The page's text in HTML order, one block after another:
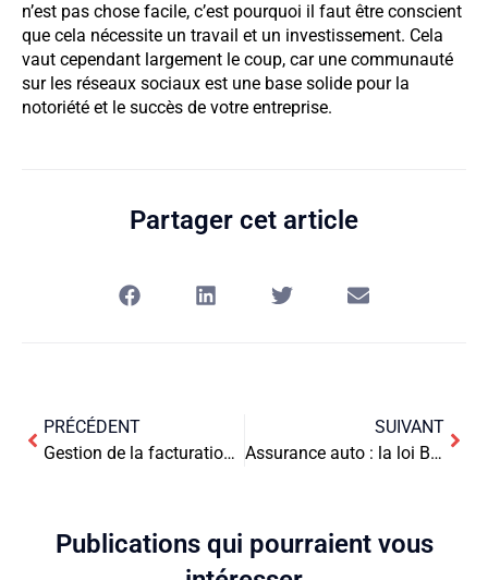
n’est pas chose facile, c’est pourquoi il faut être conscient
que cela nécessite un travail et un investissement. Cela
vaut cependant largement le coup, car une communauté
sur les réseaux sociaux est une base solide pour la
notoriété et le succès de votre entreprise.
Partager cet article
PRÉCÉDENT
Gestion de la facturation : comment l’optimiser ?
SUIVANT
Assurance auto : la loi Badinter, qu’est-ce que c’est ?
Publications qui pourraient vous